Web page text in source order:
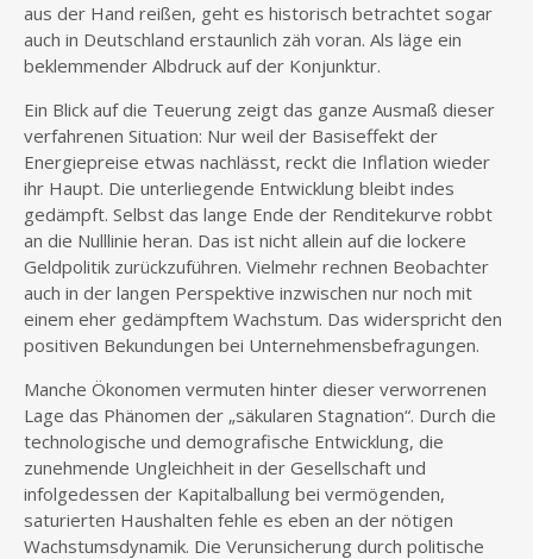
aus der Hand reißen, geht es historisch betrachtet sogar
auch in Deutschland erstaunlich zäh voran. Als läge ein
beklemmender Albdruck auf der Konjunktur.
Ein Blick auf die Teuerung zeigt das ganze Ausmaß dieser
verfahrenen Situation: Nur weil der Basiseffekt der
Energiepreise etwas nachlässt, reckt die Inflation wieder
ihr Haupt. Die unterliegende Entwicklung bleibt indes
gedämpft. Selbst das lange Ende der Renditekurve robbt
an die Nulllinie heran. Das ist nicht allein auf die lockere
Geldpolitik zurückzuführen. Vielmehr rechnen Beobachter
auch in der langen Perspektive inzwischen nur noch mit
einem eher gedämpftem Wachstum. Das widerspricht den
positiven Bekundungen bei Unternehmensbefragungen.
Manche Ökonomen vermuten hinter dieser verworrenen
Lage das Phänomen der „säkularen Stagnation“. Durch die
technologische und demografische Entwicklung, die
zunehmende Ungleichheit in der Gesellschaft und
infolgedessen der Kapitalballung bei vermögenden,
saturierten Haushalten fehle es eben an der nötigen
Wachstumsdynamik. Die Verunsicherung durch politische